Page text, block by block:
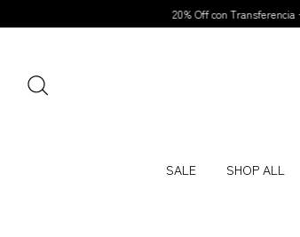
20% Off con Transferencia + 3 Cuotas sin interés |
SALE SHOP ALL